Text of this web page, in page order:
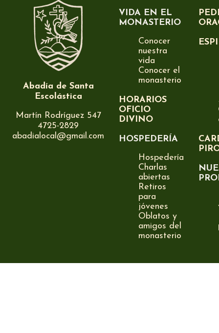
Abadía de Santa
Escolástica
Martín Rodríguez 547
4725-2829
abadialocal@gmail.com
VIDA EN EL
MONASTERIO
Conocer
nuestra
vida
Conocer el
monasterio
HORARIOS
OFICIO
DIVINO
HOSPEDERÍA
Hospedería
Charlas
abiertas
Retiros
para
jóvenes
Oblatos y
amigos del
monasterio